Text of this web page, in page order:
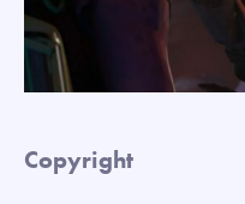
Copyright